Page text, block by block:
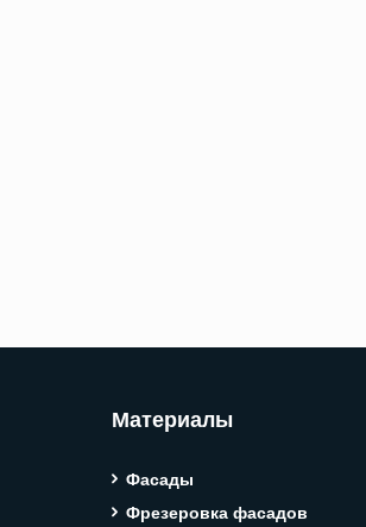
Материалы
Фасады
Фрезеровка фасадов